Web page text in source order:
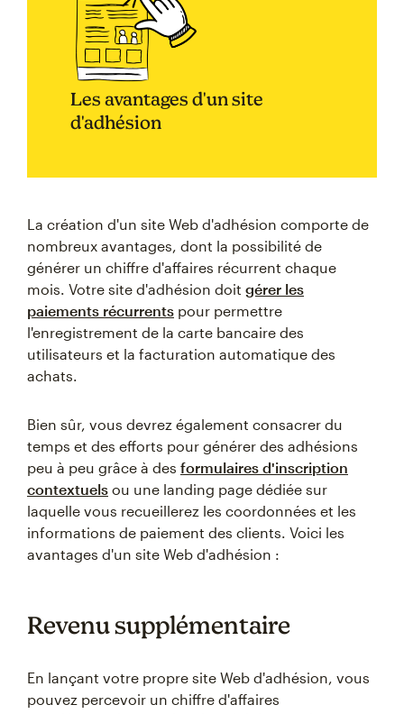
Les avantages d'un site
d'adhésion
La création d'un site Web d'adhésion comporte de
nombreux avantages, dont la possibilité de
générer un chiffre d'affaires récurrent chaque
mois. Votre site d'adhésion doit gérer les
paiements récurrents pour permettre
l'enregistrement de la carte bancaire des
utilisateurs et la facturation automatique des
achats.
Bien sûr, vous devrez également consacrer du
temps et des efforts pour générer des adhésions
peu à peu grâce à des formulaires d'inscription
contextuels ou une landing page dédiée sur
laquelle vous recueillerez les coordonnées et les
informations de paiement des clients. Voici les
avantages d'un site Web d'adhésion :
Revenu supplémentaire
En lançant votre propre site Web d'adhésion, vous
pouvez percevoir un chiffre d'affaires